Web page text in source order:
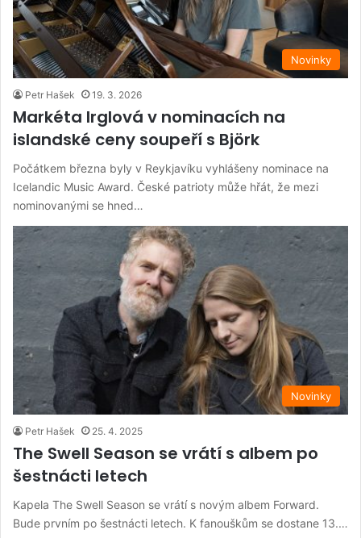
Novinky
Petr Hašek 19. 3. 2026
Markéta Irglová v nominacích na
islandské ceny soupeří s Björk
Počátkem března byly v Reykjavíku vyhlášeny nominace na
Icelandic Music Award. České patrioty může hřát, že mezi
nominovanými se hned…
Novinky
Petr Hašek 25. 4. 2025
The Swell Season se vrátí s albem po
šestnácti letech
Kapela The Swell Season se vrátí s novým albem Forward.
Bude prvním po šestnácti letech. K fanouškům se dostane 13.…